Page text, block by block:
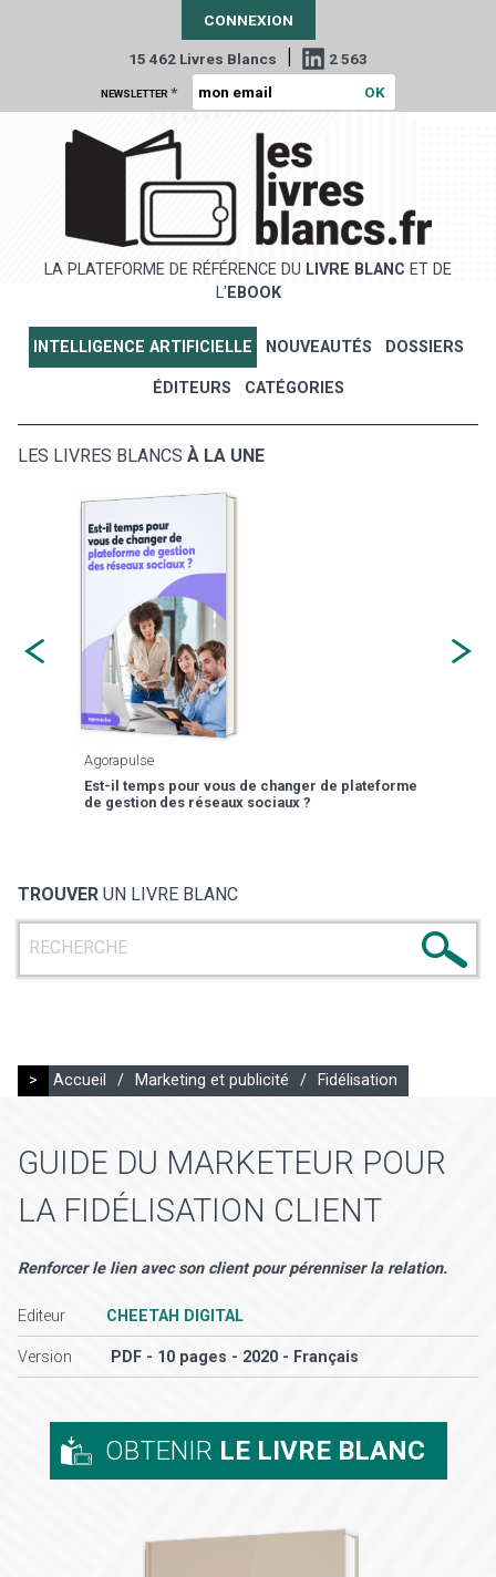
CONNEXION
15 462 Livres Blancs | 2 563
NEWSLETTER *
LA PLATEFORME DE RÉFÉRENCE DU LIVRE BLANC ET DE
L' EBOOK
INTELLIGENCE ARTIFICIELLE NOUVEAUTÉS DOSSIERS
ÉDITEURS CATÉGORIES
LES LIVRES BLANCS À LA UNE
Agorapulse
Est-il temps pour vous de changer de plateforme
de gestion des réseaux sociaux ?
TROUVER UN LIVRE BLANC
> Accueil / Marketing et publicité / Fidélisation
GUIDE DU MARKETEUR POUR
LA FIDÉLISATION CLIENT
Renforcer le lien avec son client pour pérenniser la relation.
Editeur CHEETAH DIGITAL
Version PDF - 10 pages - 2020 - Français
OBTENIR LE LIVRE BLANC